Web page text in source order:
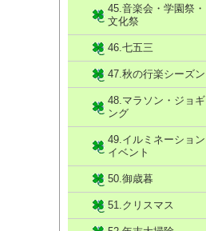
45.音楽会・学園祭・
文化祭
46.七五三
47.秋の行楽シーズン
48.マラソン・ジョギ
ング
49.イルミネーション
イベント
50.御歳暮
51.クリスマス